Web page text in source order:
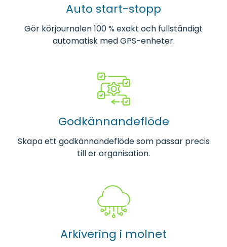
Auto start-stopp
Gör körjournalen 100 % exakt och fullständigt
automatisk med GPS-enheter.
Godkännandeflöde
Skapa ett godkännande­flöde som passar precis
till er organisation.
Arkivering i molnet